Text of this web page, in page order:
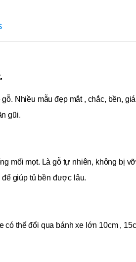
Nhiều mẫu đẹp mắt , chắc, bền,
gũi.
mối mọt. Là gỗ tự nhiên, không bị
giúp tủ bền được lâu.
có thể đổi qua bánh xe lớn 10cm ,